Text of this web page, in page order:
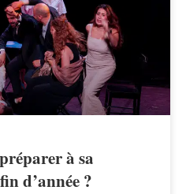
à sa
d’année ?